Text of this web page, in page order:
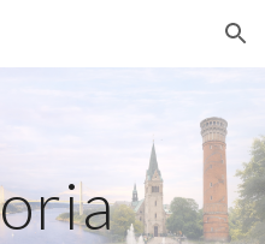
Skip to navigation